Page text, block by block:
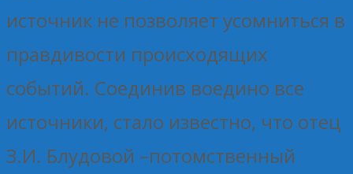
источник не позволяет усомниться в
правдивости происходящих
событий. Соединив воедино все
источники, стало известно, что отец
З.И. Блудовой –потомственный